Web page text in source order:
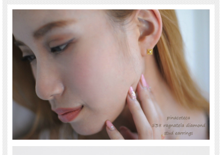
カラット数
約0.02ct×2
日本